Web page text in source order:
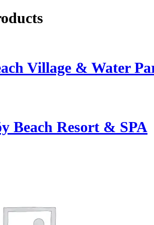
Village & Water
Beach Resort & SPA